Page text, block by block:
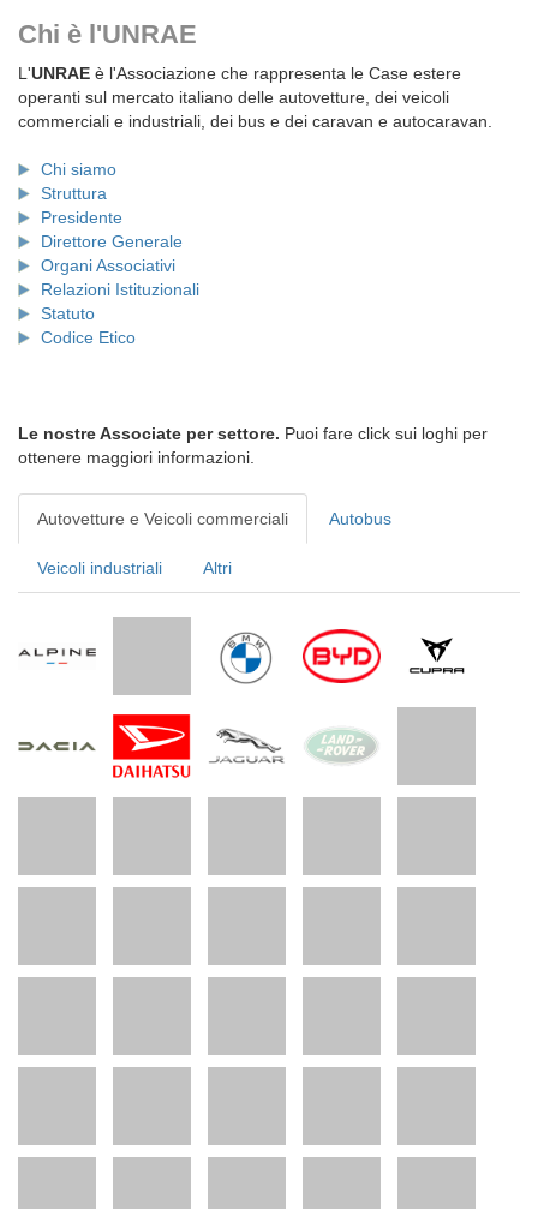
Chi è l'UNRAE
L'UNRAE è l'Associazione che rappresenta le Case estere
operanti sul mercato italiano delle autovetture, dei veicoli
commerciali e industriali, dei bus e dei caravan e autocaravan.
Chi siamo
Struttura
Presidente
Direttore Generale
Organi Associativi
Relazioni Istituzionali
Statuto
Codice Etico
Le nostre Associate per settore. Puoi fare click sui loghi per
ottenere maggiori informazioni.
Autovetture e Veicoli commerciali Autobus
Veicoli industriali Altri